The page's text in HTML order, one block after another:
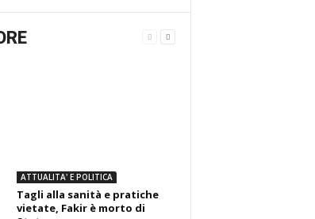
ATTUALITA' E POLITICA
Tagli alla sanità e pratiche
vietate, Fakir è morto di